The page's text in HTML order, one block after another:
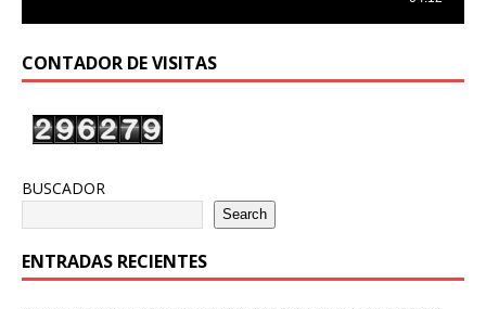
CONTADOR DE VISITAS
BUSCADOR
Search
ENTRADAS RECIENTES